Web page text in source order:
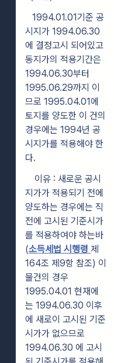
1994.01.01기준 공
시지가 1994.06.30
에 결정고시 되어있고
동지가의 적용기간은
1994.06.30부터
1995.06.29까지 이
므로 1995.04.01에
토지를 양도한 이 건의
경우에는 1994년 공
시지가를 적용해야 한
다.
이유 : 새로운 공시
지가가 적용되기 전에
양도하는 경우에는 직
전에 고시된 기준시가
를 적용하여야 하는바
(소득세법 시행령 제
164조 제9항 참조) 이
물건의 경우
1995.04.01 현재에
는 1994.06.30 이후
에 새로이 고시된 기준
시가가 없으므로
1994.06.30 에 고시